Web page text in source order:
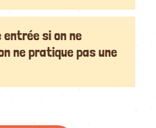
entrée si on ne
ne pratique pas une